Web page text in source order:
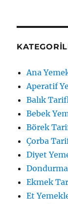
Ana
Aperatif
Balık
Bebek
Börek
Çorba
Diyet
Ekmek
Et